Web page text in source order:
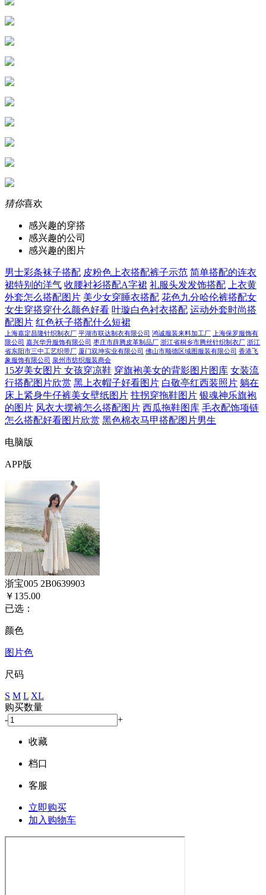
猜你喜欢
感兴趣的穿搭
感兴趣的公司
感兴趣的图片
男士彩条袜子搭配 皮粉色上衣搭配裤子示范 简单搭配的连衣
裙特别的洋气 收腰衬衫搭配A字裙 礼服头发发饰搭配
上衣黄
外套怎么搭配图片 美少女穿睡衣搭配 花色九分哈伦裤搭配女
女生穿搭穿什么颜色好看 叶璇白色衬衣搭配 运动外套时尚搭
配图片 红色袄子搭配什么短裙
上海嘉定昌隆针织制衣厂 平湖市联达制衣有限公司 鸿诚服装来料加工厂
上海保罗服饰有
限公司 嘉兴华升服饰有限公司 枣庄市薛腾皮革制品厂 浙江省桐乡市腾丝针织制衣厂 浙江
省东阳市三中工艺织带厂 厦门双坤实业有限公司 佛山市顺德区域图服装有限公司 香港飞
象服饰有限公司 泉州市纺织服装商会
15岁美女图片 女孩穿凉鞋 穿旗袍美女的背影图片图库 女装流
行搭配图片欣赏 黑上衣帽子好看图片 白敬亭红西装照片 躺在
床上紧身牛仔裤美女壁纸图片 拄拐穿拖鞋图片 银魂神乐旗袍
的图片 风衣大摆裤怎么搭配图片 西瓜拖鞋图库 毛衣配饰项链
怎么搭配好看图片欣赏 黑色棉衣马甲搭配图片男生
电脑版
APP版
浙宝005 2B0639903
￥135.00
已选：
颜色
图片色
尺码
S M L XL
购买数量
-
+
收藏
档口
客服
立即购买
加入购物车